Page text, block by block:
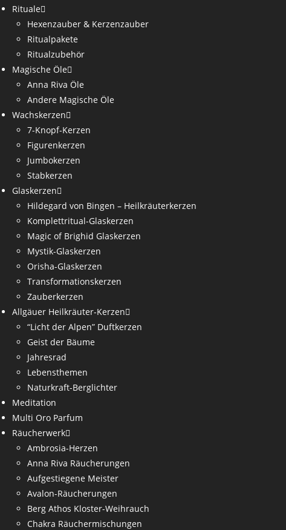
Rituale
Hexenzauber & Kerzenzauber
Ritualpakete
Ritualzubehör
Magische Öle
Anna Riva Öle
Andere Magische Öle
Wachskerzen
7-Knopf-Kerzen
Figurenkerzen
Jumbokerzen
Stabkerzen
Glaskerzen
Hildegard von Bingen – Heilkräuterkerzen
Komplettritual-Glaskerzen
Magic of Brighid Glaskerzen
Mystik-Glaskerzen
Orisha-Glaskerzen
Transformationskerzen
Zauberkerzen
Allgäuer Heilkräuter-Kerzen
“Licht der Alpen” Duftkerzen
Geist der Bäume
Jahresrad
Lebensthemen
Naturkraft-Berglichter
Meditation
Multi Oro Parfum
Räucherwerk
Ambrosia-Herzen
Anna Riva Räucherungen
Aufgestiegene Meister
Avalon-Räucherungen
Berg Athos Kloster-Weihrauch
Chakra Räuchermischungen